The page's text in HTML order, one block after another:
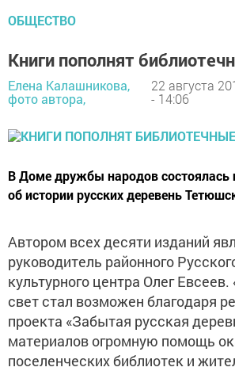
ОБЩЕСТВО
Книги пополнят
Елена Калашникова,
фото автора,
22 августа
- 14:06
В Доме дружбы народов состоялась
об истории русских деревень
Автором всех десяти изданий
руководитель районного
культурного центра Олег
свет стал возможен благодаря
проекта «Забытая русская
материалов огромную помощь
поселенческих библиотек и